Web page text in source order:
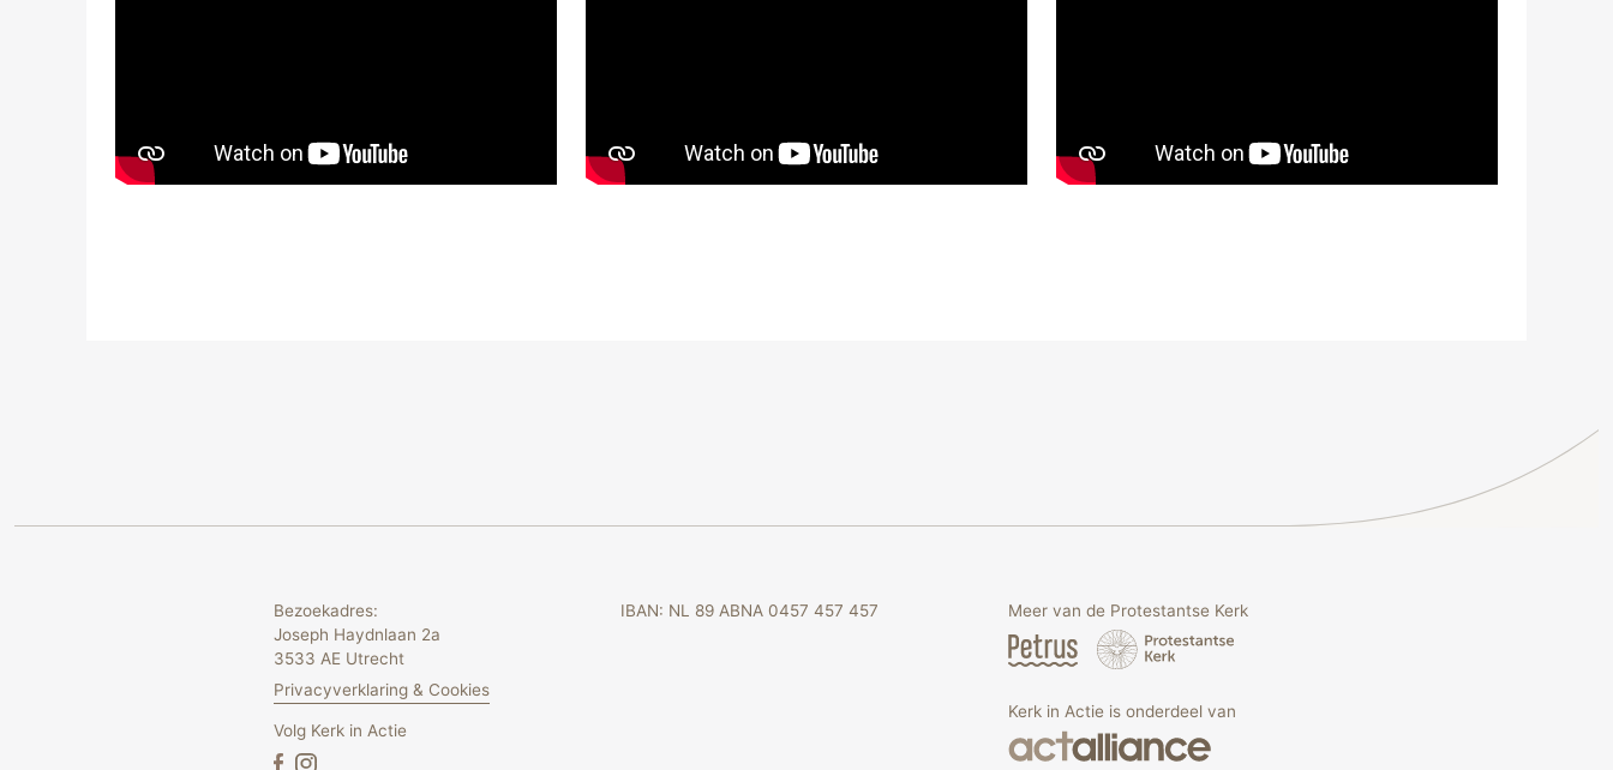
Bezoekadres:
Joseph Haydnlaan 2a
3533 AE Utrecht
Privacyverklaring & Cookies
Volg Kerk in Actie
IBAN: NL 89 ABNA 0457 457 457 Meer van de Protestantse Kerk
Kerk in Actie is onderdeel van